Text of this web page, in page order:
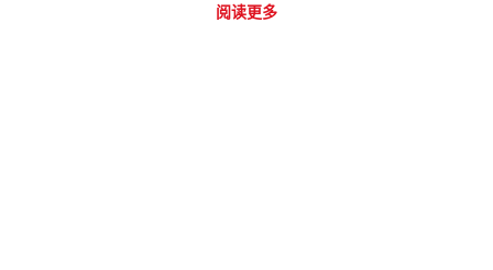
阅读更多